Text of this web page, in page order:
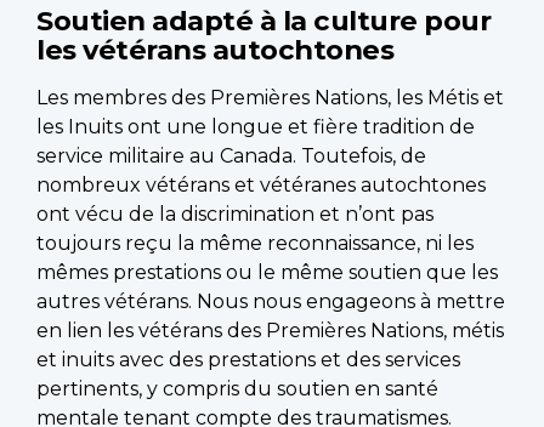
Soutien adapté à la culture pour
les vétérans autochtones
Les membres des Premières Nations, les Métis et
les Inuits ont une longue et fière tradition de
service militaire au Canada. Toutefois, de
nombreux vétérans et vétéranes autochtones
ont vécu de la discrimination et n’ont pas
toujours reçu la même reconnaissance, ni les
mêmes prestations ou le même soutien que les
autres vétérans. Nous nous engageons à mettre
en lien les vétérans des Premières Nations, métis
et inuits avec des prestations et des services
pertinents, y compris du soutien en santé
mentale tenant compte des traumatismes.